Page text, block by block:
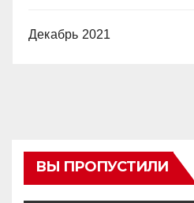
Декабрь 2021
ВЫ ПРОПУСТИЛИ